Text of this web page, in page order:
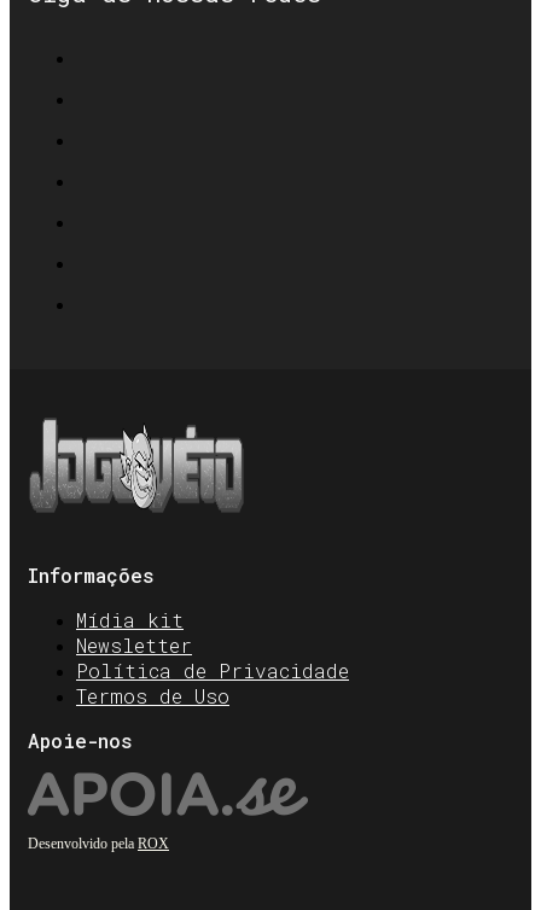
Informações
Mídia kit
Newsletter
Política de Privacidade
Termos de Uso
Apoie-nos
Desenvolvido pela ROX